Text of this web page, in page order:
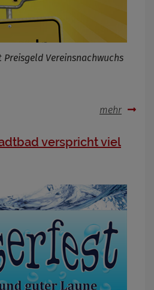
Vereinsnachwuchs
mehr
verspricht viel